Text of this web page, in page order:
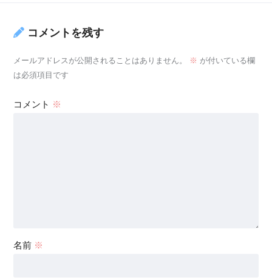
コメントを残す
メールアドレスが公開されることはありません。 ※ が付いている欄
は必須項目です
コメント ※
名前 ※